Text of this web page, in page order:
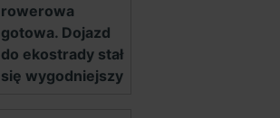
rowerowa
gotowa. Dojazd
do ekostrady stał
się wygodniejszy